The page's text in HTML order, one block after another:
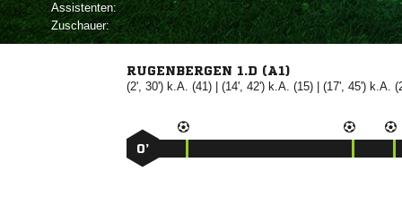
Assistenten:
Zuschauer:
RUGENBERGEN 1.D (A1)
(2', 30') k.A. (41) | (14', 42') k.A. (15) | (17', 45') k.A.
0’